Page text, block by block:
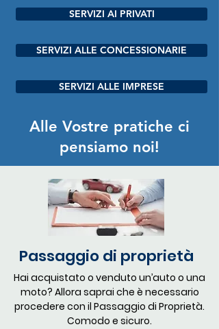
SERVIZI AI PRIVATI
SERVIZI ALLE CONCESSIONARIE
SERVIZI ALLE IMPRESE
Alle Vostre pratiche ci
pensiamo noi!
Passaggio di proprietà
Hai acquistato o venduto un’auto o una
moto? Allora saprai che è necessario
procedere con il Passaggio di Proprietà.
Comodo e sicuro.